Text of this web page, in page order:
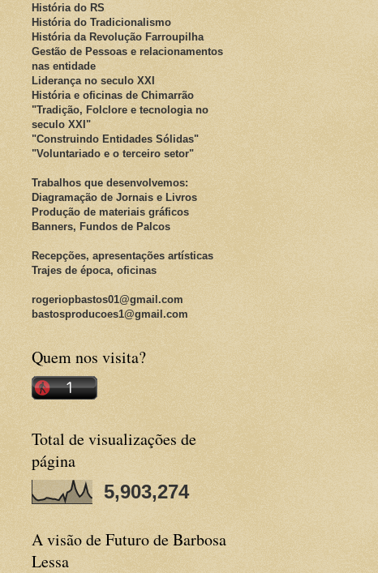
História do RS
História do Tradicionalismo
História da Revolução Farroupilha
Gestão de Pessoas e relacionamentos
nas entidade
Liderança no seculo XXI
História e oficinas de Chimarrão
"Tradição, Folclore e tecnologia no
seculo XXI"
"Construindo Entidades Sólidas"
"Voluntariado e o terceiro setor"
Trabalhos que desenvolvemos:
Diagramação de Jornais e Livros
Produção de materiais gráficos
Banners, Fundos de Palcos
Recepções, apresentações artísticas
Trajes de época, oficinas
rogeriopbastos01@gmail.com
bastosproducoes1@gmail.com
Quem nos visita?
Total de visualizações de
página
5,903,274
A visão de Futuro de Barbosa
Lessa